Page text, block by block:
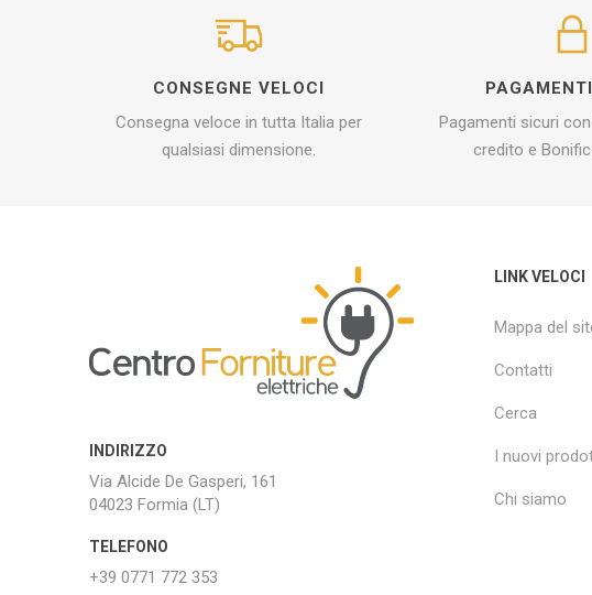
CONSEGNE VELOCI
Consegna veloce in tutta Italia per
qualsiasi dimensione.
Pagamenti sicuri
credito e
INDIRIZZO
Via Alcide De Gasperi, 161
04023 Formia (LT)
TELEFONO
+39 0771 772 353
LINK VELOCI
Mappa del
Contatti
Cerca
I nuovi
Chi siamo